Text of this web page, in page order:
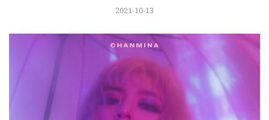
2021-10-13